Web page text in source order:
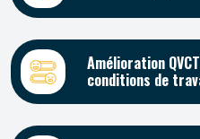
Amélioration
conditions de